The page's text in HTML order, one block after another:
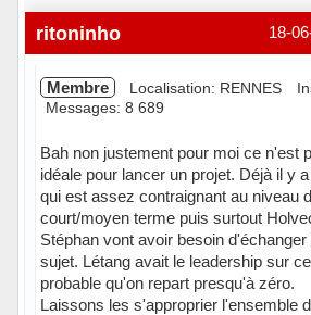
18-
ritoninho
Membre Localisation: RENNES
Messages: 8 689
Bah non justement pour moi ce n'est
idéale pour lancer un projet. Déjà il y
qui est assez contraignant au niveau
court/moyen terme puis surtout
Stéphan vont avoir besoin
sujet. Létang avait le leadership sur
probable qu'on repart presqu'à zéro.
Laissons les s'approprier l'ensemble